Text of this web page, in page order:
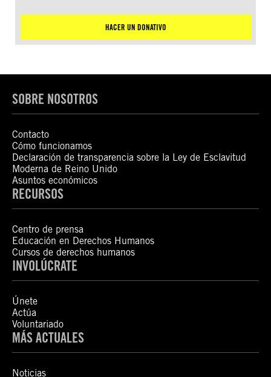
HACER UN DONATIVO
SOBRE NOSOTROS
Contacto
Cómo funcionamos
Declaración de transparencia sobre la Ley de Esclavitud
Moderna de Reino Unido
Asuntos económicos
RECURSOS
Centro de prensa
Educación en Derechos Humanos
Cursos de derechos humanos
INVOLÚCRATE
Únete
Actúa
Voluntariado
MÁS ACTUALES
Noticias